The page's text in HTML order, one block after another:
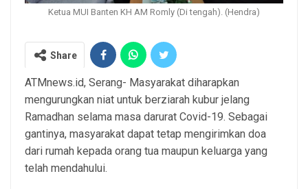
Ketua MUI Banten KH AM Romly (Di tengah). (Hendra)
Share
ATMnews.id, Serang- Masyarakat diharapkan
mengurungkan niat untuk berziarah kubur jelang
Ramadhan selama masa darurat Covid-19. Sebagai
gantinya, masyarakat dapat tetap mengirimkan doa
dari rumah kepada orang tua maupun keluarga yang
telah mendahului.